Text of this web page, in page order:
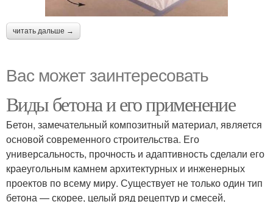
читать дальше →
Вас может заинтересовать
Виды бетона и его применение
Бетон, замечательный композитный материал, является
основой современного строительства. Его
универсальность, прочность и адаптивность сделали его
краеугольным камнем архитектурных и инженерных
проектов по всему миру. Существует не только один тип
бетона — скорее, целый ряд рецептур и смесей,